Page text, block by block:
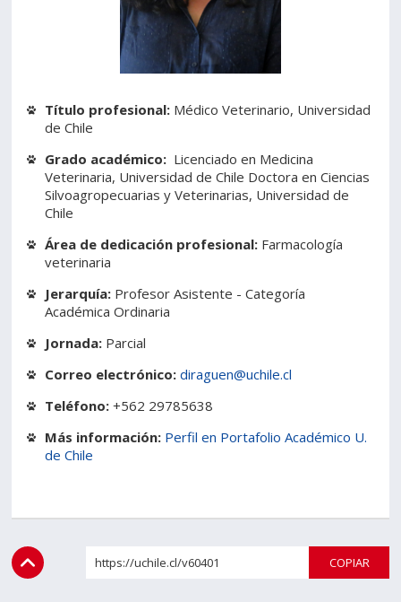
Estudiantes
Académicos
Funcionarios
Egresados
Título profesional: Médico Veterinario, Universidad
de Chile
Grado académico: Licenciado en Medicina
Veterinaria, Universidad de Chile Doctora en Ciencias
Silvoagropecuarias y Veterinarias, Universidad de
Chile
Área de dedicación profesional: Farmacología
veterinaria
Jerarquía: Profesor Asistente - Categoría
Académica Ordinaria
Jornada: Parcial
Correo electrónico: diraguen@uchile.cl
Teléfono: +562 29785638
Más información: Perfil en Portafolio Académico U.
de Chile
https://uchile.cl/v60401